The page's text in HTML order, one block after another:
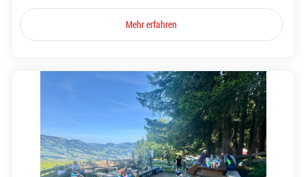
Mehr erfahren